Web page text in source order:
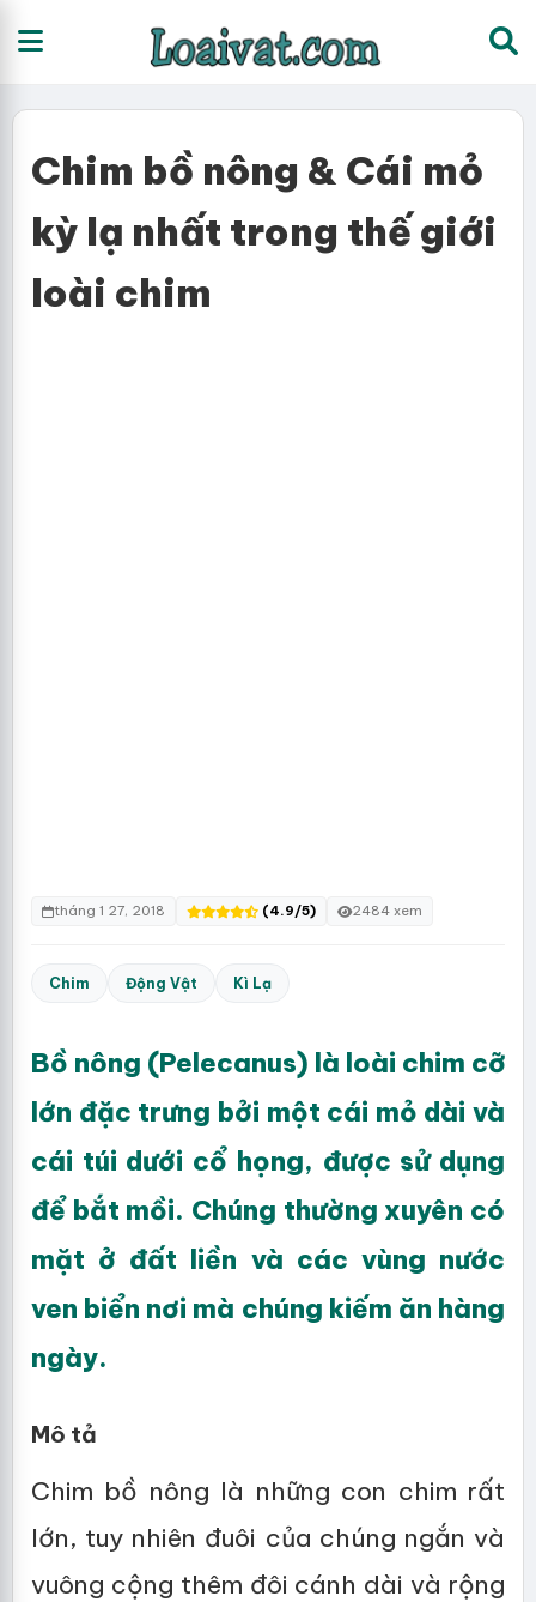
Chim bồ nông & Cái mỏ
kỳ lạ nhất trong thế giới
loài chim
tháng 1 27, 2018 (4.9/5) 2484 xem
Chim Động Vật Kì Lạ
Bồ nông (Pelecanus) là loài chim cỡ
lớn đặc trưng bởi một cái mỏ dài và
cái túi dưới cổ họng, được sử dụng
để bắt mồi. Chúng thường xuyên có
mặt ở đất liền và các vùng nước
ven biển nơi mà chúng kiếm ăn hàng
ngày.
Mô tả
Chim bồ nông là những con chim rất
lớn, tuy nhiên đuôi của chúng ngắn và
vuông cộng thêm đôi cánh dài và rộng